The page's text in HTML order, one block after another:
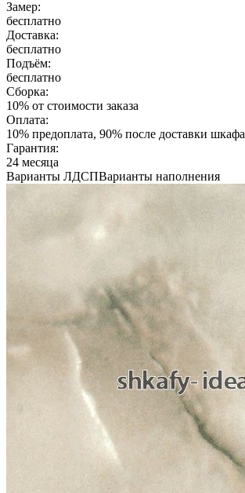
Замер:
бесплатно
Доставка:
бесплатно
Подъём:
бесплатно
Сборка:
10% от стоимости заказа
Оплата:
10% предоплата, 90% после доставки шкафа
Гарантия:
24 месяца
Варианты ЛДСПВарианты наполнения